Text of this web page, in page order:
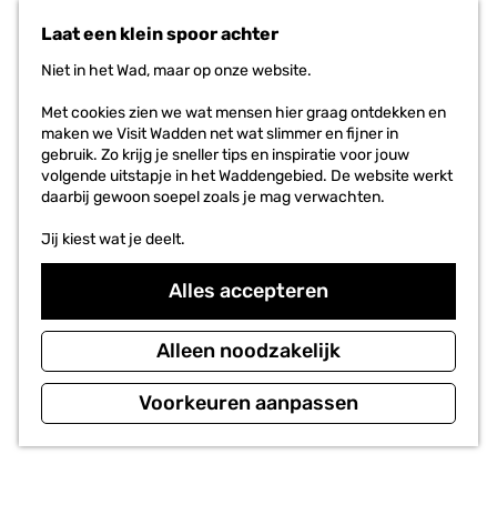
Laat een klein spoor achter
Niet in het Wad, maar op onze website.
Met cookies zien we wat mensen hier graag ontdekken en
maken we Visit Wadden net wat slimmer en fijner in
gebruik. Zo krijg je sneller tips en inspiratie voor jouw
volgende uitstapje in het Waddengebied. De website werkt
daarbij gewoon soepel zoals je mag verwachten.
Jij kiest wat je deelt.
Alles accepteren
Alleen noodzakelijk
Voorkeuren aanpassen
i
e
e
n